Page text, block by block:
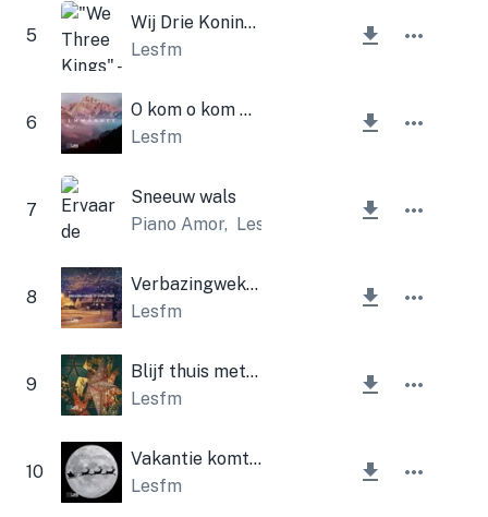
5
Wij Drie Koningen
Lesfm
6
O kom o kom Emmanuel
Lesfm
7
Sneeuw wals
Piano Amor, Lesfm
8
Verbazingwekkende gratie van Kerstmis
Lesfm
9
Blijf thuis met kerst
Lesfm
10
Vakantie komt eraan
Lesfm